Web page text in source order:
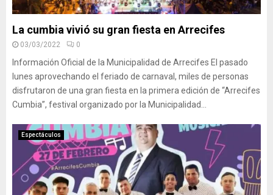
La cumbia vivió su gran fiesta en Arrecifes
03/03/2022 0
Información Oficial de la Municipalidad de Arrecifes El pasado
lunes aprovechando el feriado de carnaval, miles de personas
disfrutaron de una gran fiesta en la primera edición de “Arrecifes
Cumbia”, festival organizado por la Municipalidad...
Espectáculos